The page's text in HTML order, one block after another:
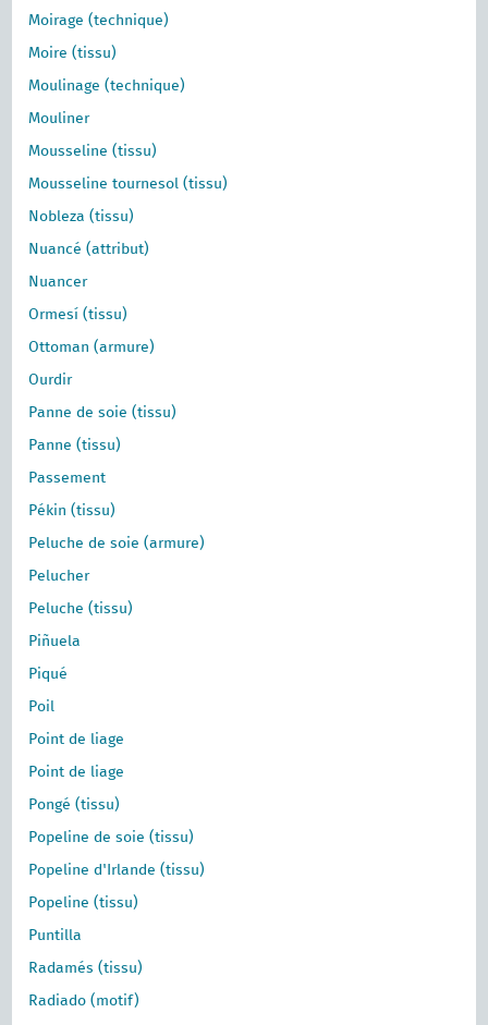
Moirage (technique)
Moire (tissu)
Moulinage (technique)
Mouliner
Mousseline (tissu)
Mousseline tournesol (tissu)
Nobleza (tissu)
Nuancé (attribut)
Nuancer
Ormesí (tissu)
Ottoman (armure)
Ourdir
Panne de soie (tissu)
Panne (tissu)
Passement
Pékin (tissu)
Peluche de soie (armure)
Pelucher
Peluche (tissu)
Piñuela
Piqué
Poil
Point de liage
Point de liage
Pongé (tissu)
Popeline de soie (tissu)
Popeline d'Irlande (tissu)
Popeline (tissu)
Puntilla
Radamés (tissu)
Radiado (motif)